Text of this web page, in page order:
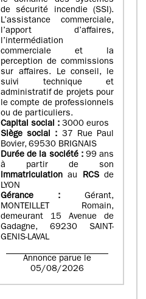
de sécurité incendie (SSI).
L’assistance commerciale,
l’apport d’affaires,
l’intermédiation
commerciale et la
perception de commissions
sur affaires. Le conseil, le
suivi technique et
administratif de projets pour
le compte de professionnels
ou de particuliers.
Capital social : 3000 euros
Siège social : 37 Rue Paul
Bovier, 69530 BRIGNAIS
Durée de la société : 99 ans
à partir de son
immatriculation au RCSde
LYON
Gérance :
Gérant,
MONTEILLET Romain,
demeurant 15 Avenue de
Gadagne, 69230 SAINT-
GENIS-LAVAL
Annonce parue le
05/08/2026